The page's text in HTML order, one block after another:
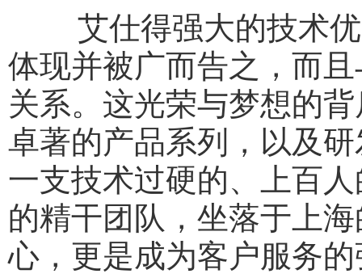
艾仕得强大的技术优
体现并被广而告之，而
关系。这光荣与梦想的
卓著的产品系列，以及
一支技术过硬的、上百
的精干团队，坐落于上
心，更是成为客户服务